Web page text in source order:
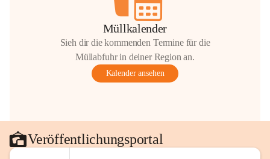
Müllkalender
Sieh dir die kommenden Termine für die
Müllabfuhr in deiner Region an.
Kalender ansehen
Veröffentlichungsportal